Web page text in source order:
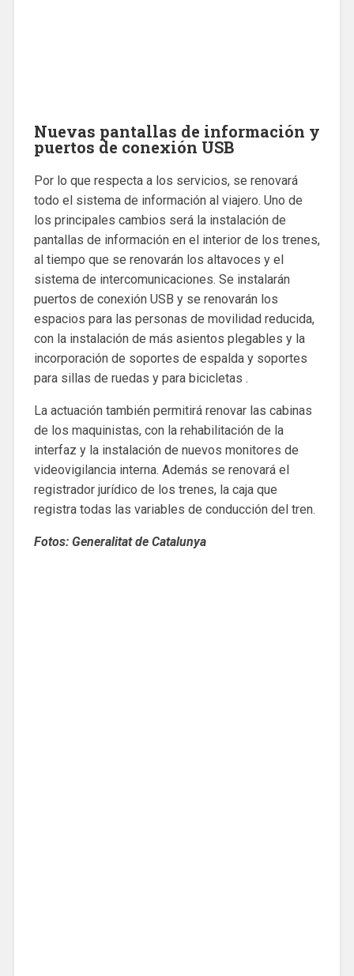
Nuevas pantallas de información y
puertos de conexión USB
Por lo que respecta a los servicios, se renovará
todo el sistema de información al viajero. Uno de
los principales cambios será la instalación de
pantallas de información en el interior de los trenes,
al tiempo que se renovarán los altavoces y el
sistema de intercomunicaciones. Se instalarán
puertos de conexión USB y se renovarán los
espacios para las personas de movilidad reducida,
con la instalación de más asientos plegables y la
incorporación de soportes de espalda y soportes
para sillas de ruedas y para bicicletas .
La actuación también permitirá renovar las cabinas
de los maquinistas, con la rehabilitación de la
interfaz y la instalación de nuevos monitores de
videovigilancia interna. Además se renovará el
registrador jurídico de los trenes, la caja que
registra todas las variables de conducción del tren.
Fotos: Generalitat de Catalunya